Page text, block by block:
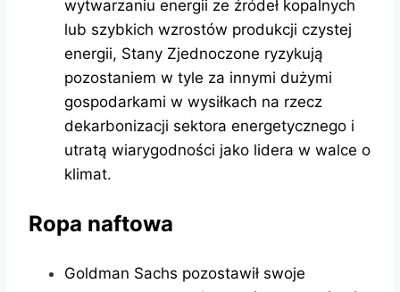
wytwarzaniu energii ze źródeł kopalnych
lub szybkich wzrostów produkcji czystej
energii, Stany Zjednoczone ryzykują
pozostaniem w tyle za innymi dużymi
gospodarkami w wysiłkach na rzecz
dekarbonizacji sektora energetycznego i
utratą wiarygodności jako lidera w walce o
klimat.
Ropa naftowa
Goldman Sachs pozostawił swoje